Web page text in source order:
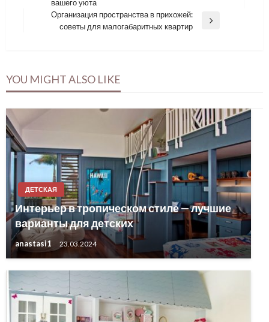
записям
вашего уюта
Организация пространства в прихожей:
советы для малогабаритных квартир
YOU MIGHT ALSO LIKE
ДЕТСКАЯ
Интерьер в тропическом стиле — лучшие
варианты для детских
anastasi1 23.03.2024